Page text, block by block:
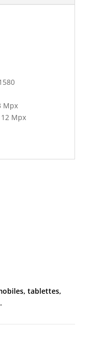
Mpx
Mpx
tablettes,